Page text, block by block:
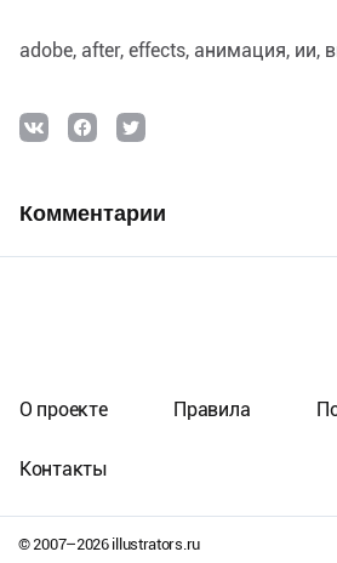
adobe аfter effects анимация ии
Комментарии
© 2007–2026illustrators.ru
О проекте Правила
Контакты